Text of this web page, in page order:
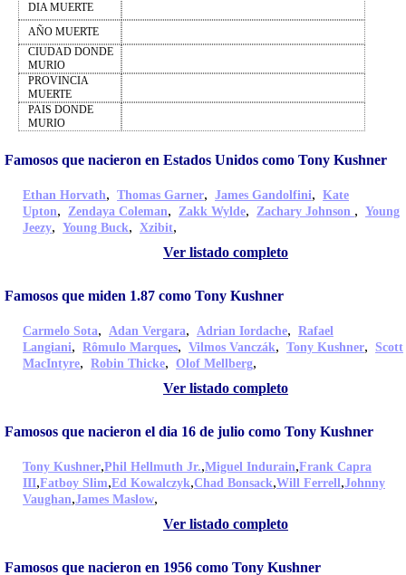
DIA MUERTE
AÑO MUERTE
CIUDAD DONDE
MURIO
PROVINCIA
MUERTE
PAIS DONDE
MURIO
Famosos que nacieron en Estados Unidos como Tony Kushner
Ethan Horvath, Thomas Garner, James Gandolfini, Kate
Upton, Zendaya Coleman, Zakk Wylde, Zachary Johnson , Young
Jeezy, Young Buck, Xzibit,
Ver listado completo
Famosos que miden 1.87 como Tony Kushner
Carmelo Sota, Adan Vergara, Adrian Iordache, Rafael
Langiani, Rômulo Marques, Vilmos Vanczák, Tony Kushner, Scott
MacIntyre, Robin Thicke, Olof Mellberg,
Ver listado completo
Famosos que nacieron el dia 16 de julio como Tony Kushner
Tony Kushner,Phil Hellmuth Jr.,Miguel Indurain,Frank Capra
III,Fatboy Slim,Ed Kowalczyk,Chad Bonsack,Will Ferrell,Johnny
Vaughan,James Maslow,
Ver listado completo
Famosos que nacieron en 1956 como Tony Kushner